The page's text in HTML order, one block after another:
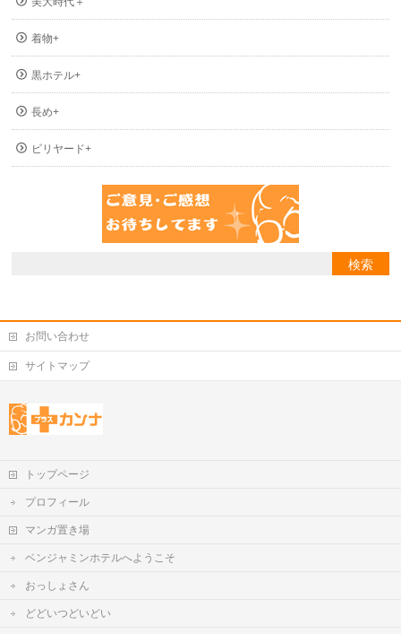
着物+
黒ホテル+
長め+
ビリヤード+
お問い合わせ
サイトマップ
トップページ
プロフィール
マンガ置き場
ベンジャミンホテルへようこそ
おっしょさん
どどいつどいどい